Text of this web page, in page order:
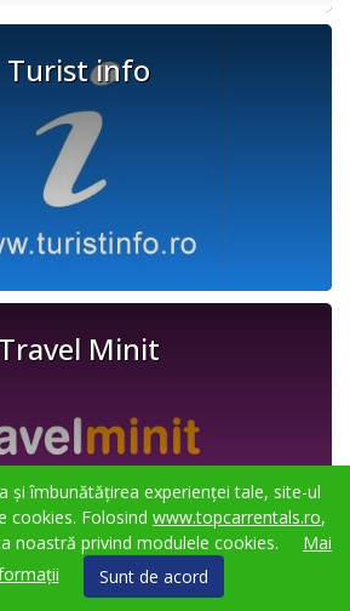
Turist info
Travel Minit
și îmbunătățirea experienței tale, site-ul
cookies. Folosind www.topcarrentals.ro,
noastră privind modulele cookies.
Mai
Sunt de acord